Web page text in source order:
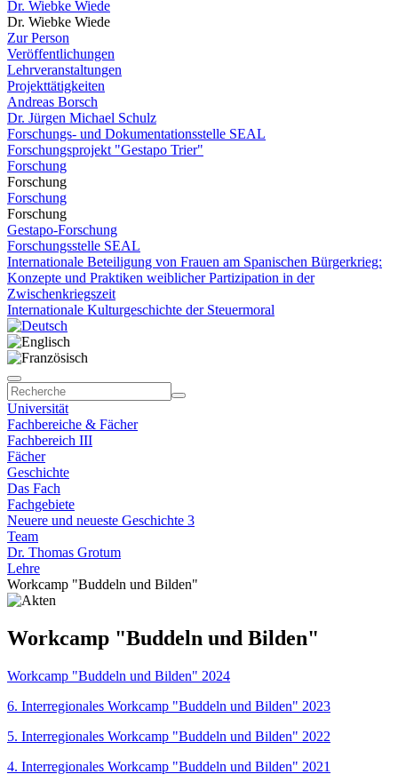
Dr. Wiebke Wiede
Dr. Wiebke Wiede
Zur Person
Veröffentlichungen
Lehrveranstaltungen
Projekttätigkeiten
Andreas Borsch
Dr. Jürgen Michael Schulz
Forschungs- und Dokumentationsstelle SEAL
Forschungsprojekt "Gestapo Trier"
Forschung
Forschung
Forschung
Forschung
Gestapo-Forschung
Forschungsstelle SEAL
Internationale Beteiligung von Frauen am Spanischen Bürgerkrieg:
Konzepte und Praktiken weiblicher Partizipation in der
Zwischenkriegszeit
Internationale Kulturgeschichte der Steuermoral
Universität
Fachbereiche & Fächer
Fachbereich III
Fächer
Geschichte
Das Fach
Fachgebiete
Neuere und neueste Geschichte 3
Team
Dr. Thomas Grotum
Lehre
Workcamp "Buddeln und Bilden"
Workcamp "Buddeln und Bilden"
Workcamp "Buddeln und Bilden" 2024
6. Interregionales Workcamp "Buddeln und Bilden" 2023
5. Interregionales Workcamp "Buddeln und Bilden" 2022
4. Interregionales Workcamp "Buddeln und Bilden" 2021